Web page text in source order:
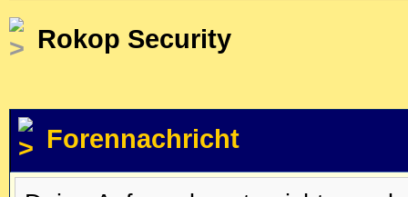
Rokop Security
Forennachricht